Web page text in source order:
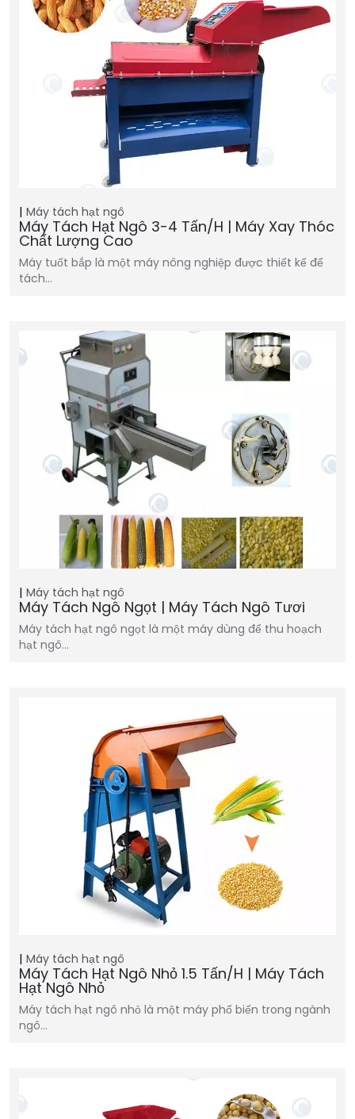
Máy tách hạt ngô
Máy Tách Hạt Ngô 3-4 Tấn/h | Máy Xay Thóc
Chất Lượng Cao
Máy tuốt bắp là một máy nông nghiệp được thiết kế để
tách…
Máy tách hạt ngô
Máy Tách Ngô Ngọt | Máy Tách Ngô Tươi
Máy tách hạt ngô ngọt là một máy dùng để thu hoạch
hạt ngô...
Máy tách hạt ngô
Máy Tách Hạt Ngô Nhỏ 1.5 Tấn/h | Máy Tách
Hạt Ngô Nhỏ
Máy tách hạt ngô nhỏ là một máy phổ biến trong ngành
ngô…